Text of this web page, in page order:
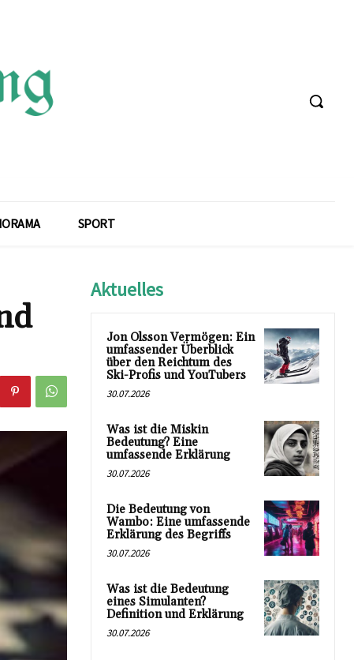
SPORT
Aktuelles
Jon Olsson Vermögen: Ein
umfassender Überblick
über den Reichtum des
Ski-Profis und YouTubers
30.07.2026
Was ist die Miskin
Bedeutung? Eine
umfassende Erklärung
30.07.2026
Die Bedeutung von
Wambo: Eine umfassende
Erklärung des Begriffs
30.07.2026
Was ist die Bedeutung
eines Simulanten?
Definition und Erklärung
30.07.2026